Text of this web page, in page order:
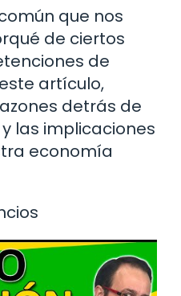
que nos
de ciertos
de
artículo,
detrás de
las implicaciones
economía